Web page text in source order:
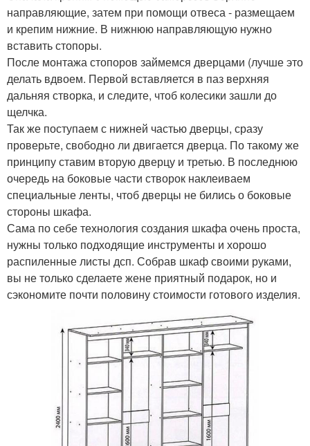
направляющие, затем при помощи отвеса - размещаем
и крепим нижние. В нижнюю направляющую нужно
вставить стопоры.
После монтажа стопоров займемся дверцами (лучше это
делать вдвоем. Первой вставляется в паз верхняя
дальняя створка, и следите, чтоб колесики зашли до
щелчка.
Так же поступаем с нижней частью дверцы, сразу
проверьте, свободно ли двигается дверца. По такому же
принципу ставим вторую дверцу и третью. В последнюю
очередь на боковые части створок наклеиваем
специальные ленты, чтоб дверцы не бились о боковые
стороны шкафа.
Сама по себе технология создания шкафа очень проста,
нужны только подходящие инструменты и хорошо
распиленные листы дсп. Собрав шкаф своими руками,
вы не только сделаете жене приятный подарок, но и
сэкономите почти половину стоимости готового изделия.